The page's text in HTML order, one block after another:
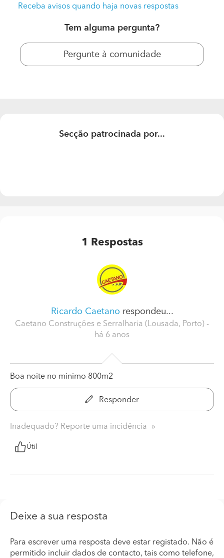
Receba avisos quando haja novas respostas
Tem alguma pergunta?
Pergunte à comunidade
Secção patrocinada por...
1 Respostas
Ricardo Caetano respondeu...
Caetano Construções e Serralharia (Lousada, Porto) -
há 6 anos
Boa noite no minimo 800m2
Responder
Inadequado? Reporte uma incidência
Útil
Deixe a sua resposta
Para escrever uma resposta deve estar registado. Não é
permitido incluir dados de contacto, tais como telefone,